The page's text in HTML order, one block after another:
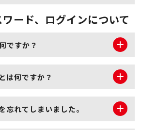
る「新規会員登録」をクリックし、 規約
したら、メールアドレスを今一度ご確
IDが発行されます。
レスをご確認の上、再度入力したにもか
ルが届かない場合は、当社以外のメー
ているご自身のメールアドレス宛てに
そのメールが届か
ード、ログインについて
ですか？
は何ですか？
忘れてしまいました。